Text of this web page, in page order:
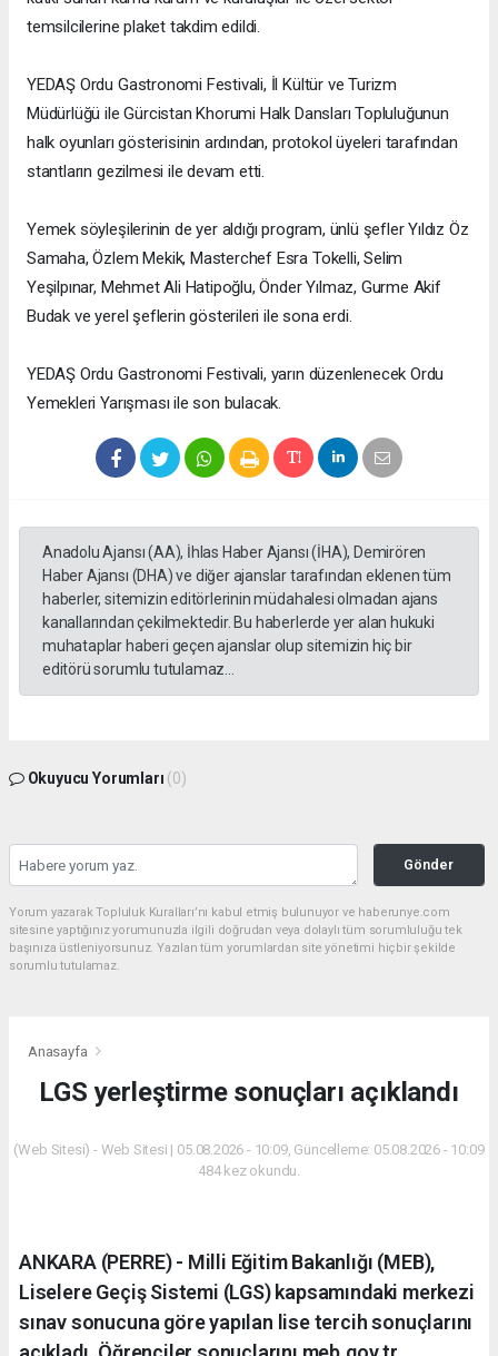
temsilcilerine plaket takdim edildi.
YEDAŞ Ordu Gastronomi Festivali, İl Kültür ve Turizm
Müdürlüğü ile Gürcistan Khorumi Halk Dansları Topluluğunun
halk oyunları gösterisinin ardından, protokol üyeleri tarafından
stantların gezilmesi ile devam etti.
Yemek söyleşilerinin de yer aldığı program, ünlü şefler Yıldız Öz
Samaha, Özlem Mekik, Masterchef Esra Tokelli, Selim
Yeşilpınar, Mehmet Ali Hatipoğlu, Önder Yılmaz, Gurme Akif
Budak ve yerel şeflerin gösterileri ile sona erdi.
YEDAŞ Ordu Gastronomi Festivali, yarın düzenlenecek Ordu
Yemekleri Yarışması ile son bulacak.
Anadolu Ajansı (AA), İhlas Haber Ajansı (İHA), Demirören
Haber Ajansı (DHA) ve diğer ajanslar tarafından eklenen tüm
haberler, sitemizin editörlerinin müdahalesi olmadan ajans
kanallarından çekilmektedir. Bu haberlerde yer alan hukuki
muhataplar haberi geçen ajanslar olup sitemizin hiç bir
editörü sorumlu tutulamaz...
Okuyucu Yorumları (0)
Gönder
Yorum yazarak Topluluk Kuralları’nı kabul etmiş bulunuyor ve haberunye.com
sitesine yaptığınız yorumunuzla ilgili doğrudan veya dolaylı tüm sorumluluğu tek
başınıza üstleniyorsunuz. Yazılan tüm yorumlardan site yönetimi hiçbir şekilde
sorumlu tutulamaz.
Anasayfa
LGS yerleştirme sonuçları açıklandı
(Web Sitesi) - Web Sitesi | 05.08.2026 - 10:09, Güncelleme: 05.08.2026 - 10:09
484 kez okundu.
ANKARA (PERRE) - Milli Eğitim Bakanlığı (MEB),
Liselere Geçiş Sistemi (LGS) kapsamındaki merkezi
sınav sonucuna göre yapılan lise tercih sonuçlarını